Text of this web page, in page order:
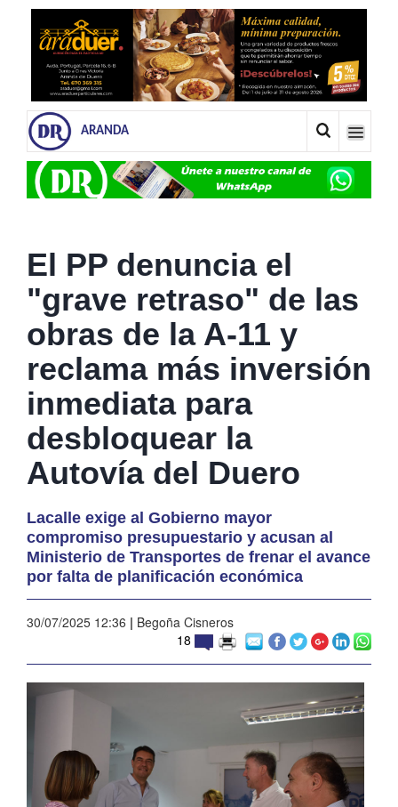
ARANDA
El PP denuncia el
"grave retraso" de las
obras de la A-11 y
reclama más inversión
inmediata para
desbloquear la
Autovía del Duero
Lacalle exige al Gobierno mayor
compromiso presupuestario y acusan al
Ministerio de Transportes de frenar el avance
por falta de planificación económica
30/07/2025 12:36 | Begoña Cisneros
18